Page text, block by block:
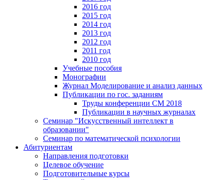
2016 год
2015 год
2014 год
2013 год
2012 год
2011 год
2010 год
Учебные пособия
Монографии
Журнал Моделирование и анализ данных
Публикации по гос. заданиям
Труды конференции CM 2018
Публикации в научных журналах
Семинар "Искусственный интеллект в
образовании"
Семинар по математической психологии
Абитуриентам
Направления подготовки
Целевое обучение
Подготовительные курсы